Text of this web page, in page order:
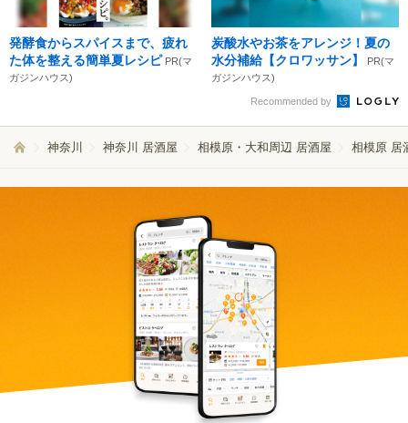
発酵食からスパイスまで、疲れ
た体を整える簡単夏レシピ PR(マ
ガジンハウス)
炭酸水やお茶をアレンジ！夏の
水分補給【クロワッサン】
PR(マ
ガジンハウス)
Recommended by
神奈川 神奈川 居酒屋 相模原・大和周辺 居酒屋 相模原 居